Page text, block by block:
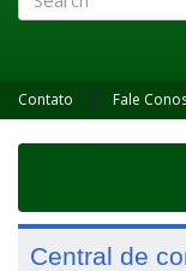
Contato Fale
Central de